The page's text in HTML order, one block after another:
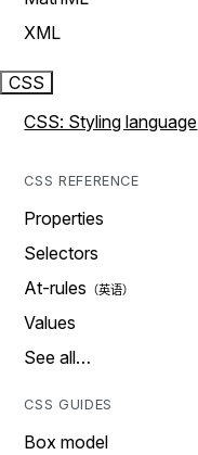
XML
CSS
CSS: Styling language
CSS REFERENCE
Properties
Selectors
At-rules
Values
See all…
CSS GUIDES
Box model